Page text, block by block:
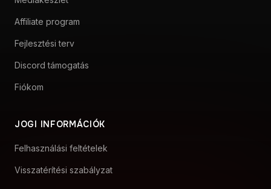
Affiliate program
Fejlesztési terv
Discord támogatás
Fiókom
JOGI INFORMÁCIÓK
Felhasználási feltételek
Visszatérítési szabályzat